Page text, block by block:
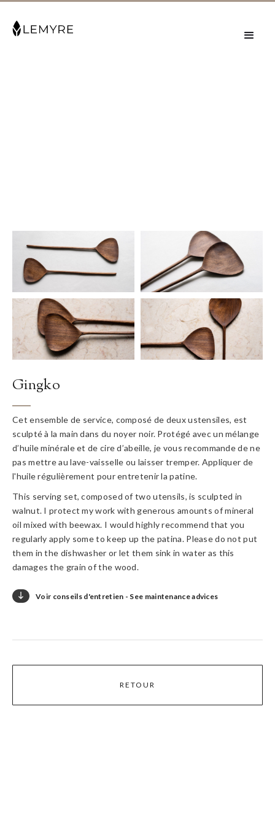
Gingko
Cet ensemble de service, composé de deux ustensiles, est
sculpté à la main dans du noyer noir. Protégé avec un mélange
d’huile minérale et de cire d’abeille, je vous recommande de ne
pas mettre au lave-vaisselle ou laisser tremper. Appliquer de
l'huile régulièrement pour entretenir la patine.
This serving set, composed of two utensils, is sculpted in
walnut. I protect my work with generous amounts of mineral
oil mixed with beewax. I would highly recommend that you
regularly apply some to keep up the patina. Please do not put
them in the dishwasher or let them sink in water as this
damages the grain of the wood.
 Voir conseils d'entretien - See maintenance advices
 Ne pas laisser tremper dans l’eau.
Regularly apply mineral oil to protect.
RETOUR